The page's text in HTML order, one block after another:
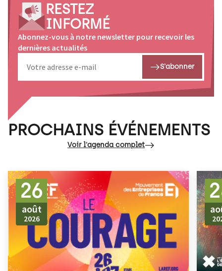
RESTEZ
INFORMÉ
Abonnez-vous à notre newsletter pour recevoir les
dernières actualités
S'abonner
PROCHAINS ÉVÉNEMENTS
Voir l'agenda complet
26
août
2026